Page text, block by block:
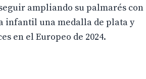
ampliando su palmarés con
infantil una medalla de plata y
en el Europeo de 2024.